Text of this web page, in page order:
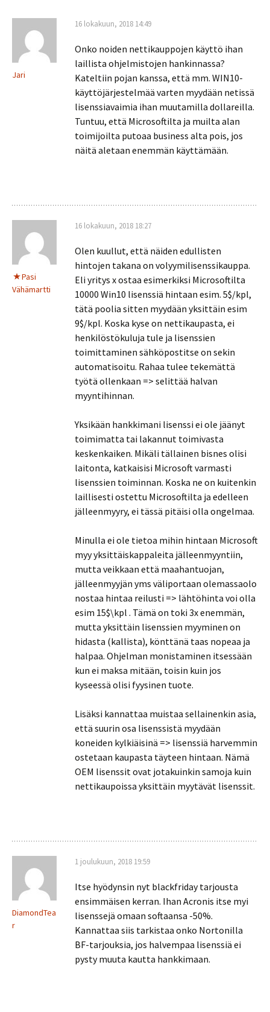
Jari
16 lokakuun, 2018 14:49
Onko noiden nettikauppojen käyttö ihan
laillista ohjelmistojen hankinnassa?
Kateltiin pojan kanssa, että mm. WIN10-
käyttöjärjestelmää varten myydään netissä
lisenssiavaimia ihan muutamilla dollareilla.
Tuntuu, että Microsoftilta ja muilta alan
toimijoilta putoaa business alta pois, jos
näitä aletaan enemmän käyttämään.
Pasi
Vähämartti
16 lokakuun, 2018 18:27
Olen kuullut, että näiden edullisten
hintojen takana on volyymilisenssikauppa.
Eli yritys x ostaa esimerkiksi Microsoftilta
10000 Win10 lisenssiä hintaan esim. 5$/kpl,
tätä poolia sitten myydään yksittäin esim
9$/kpl. Koska kyse on nettikaupasta, ei
henkilöstökuluja tule ja lisenssien
toimittaminen sähköpostitse on sekin
automatisoitu. Rahaa tulee tekemättä
työtä ollenkaan => selittää halvan
myyntihinnan.
Yksikään hankkimani lisenssi ei ole jäänyt
toimimatta tai lakannut toimivasta
keskenkaiken. Mikäli tällainen bisnes olisi
laitonta, katkaisisi Microsoft varmasti
lisenssien toiminnan. Koska ne on kuitenkin
laillisesti ostettu Microsoftilta ja edelleen
jälleenmyyry, ei tässä pitäisi olla ongelmaa.
Minulla ei ole tietoa mihin hintaan Microsoft
myy yksittäiskappaleita jälleenmyyntiin,
mutta veikkaan että maahantuojan,
jälleenmyyjän yms väliportaan olemassaolo
nostaa hintaa reilusti => lähtöhinta voi olla
esim 15$\kpl . Tämä on toki 3x enemmän,
mutta yksittäin lisenssien myyminen on
hidasta (kallista), könttänä taas nopeaa ja
halpaa. Ohjelman monistaminen itsessään
kun ei maksa mitään, toisin kuin jos
kyseessä olisi fyysinen tuote.
Lisäksi kannattaa muistaa sellainenkin asia,
että suurin osa lisenssistä myydään
koneiden kylkiäisinä => lisenssiä harvemmin
ostetaan kaupasta täyteen hintaan. Nämä
OEM lisenssit ovat jotakuinkin samoja kuin
nettikaupoissa yksittäin myytävät lisenssit.
DiamondTea
r
1 joulukuun, 2018 19:59
Itse hyödynsin nyt blackfriday tarjousta
ensimmäisen kerran. Ihan Acronis itse myi
lisenssejä omaan softaansa -50%.
Kannattaa siis tarkistaa onko Nortonilla
BF-tarjouksia, jos halvempaa lisenssiä ei
pysty muuta kautta hankkimaan.